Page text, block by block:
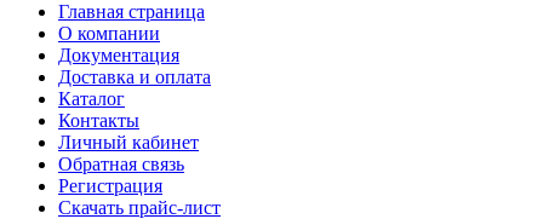
Главная страница
О компании
Документация
Доставка и оплата
Каталог
Контакты
Личный кабинет
Обратная связь
Регистрация
Скачать прайс-лист